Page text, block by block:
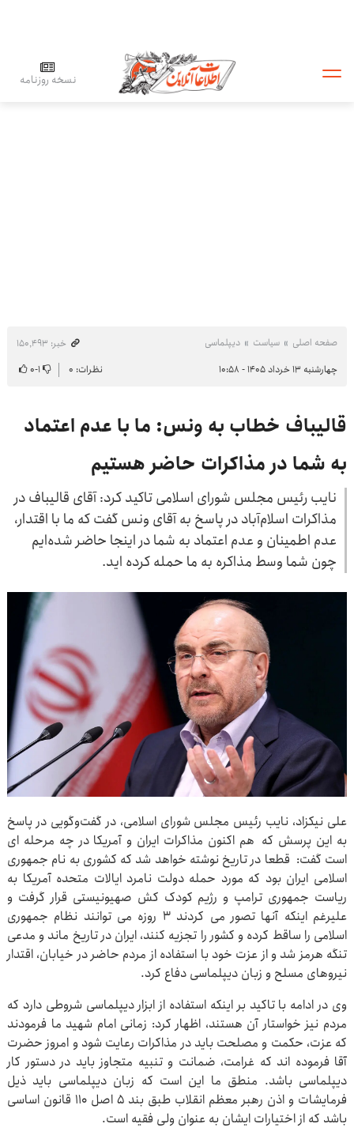
نسخه روزنامه
صفحه اصلی سیاست دیپلماسی
خبر: ۱۵۰٬۴۹۳
چهارشنبه ۱۳ خرداد ۱۴۰۵ - ۱۰:۵۸
نظرات: ۰ ۱-۰
قالیباف خطاب به ونس: ما با عدم اعتماد
به شما در مذاکرات حاضر هستیم
نایب رئیس مجلس شورای اسلامی تاکید کرد: آقای قالیباف در
مذاکرات اسلام‌آباد در پاسخ به آقای ونس گفت که ما با اقتدار،
عدم اطمینان و عدم اعتماد به شما در اینجا حاضر شده‌ایم
چون شما وسط مذاکره به ما حمله کرده اید.
علی نیکزاد، نایب رئیس مجلس شورای اسلامی، در گفت‌وگویی در پاسخ
به این پرسش که هم اکنون مذاکرات ایران و آمریکا در چه مرحله ای
است گفت: قطعا در تاریخ نوشته خواهد شد که کشوری به نام جمهوری
اسلامی ایران بود که مورد حمله دولت نامرد ایالات متحده آمریکا به
ریاست جمهوری ترامپ و رژیم کودک کش صهیونیستی قرار گرفت و
علیرغم اینکه آنها تصور می کردند ۳ روزه می توانند نظام جمهوری
اسلامی را ساقط کرده و کشور را تجزیه کنند، ایران در تاریخ ماند و مدعی
تنگه هرمز شد و از عزت خود با استفاده از مردم حاضر در خیابان، اقتدار
نیروهای مسلح و زبان دیپلماسی دفاع کرد.
وی در ادامه با تاکید بر اینکه استفاده از ابزار دیپلماسی شروطی دارد که
مردم نیز خواستار آن هستند، اظهار کرد: زمانی امام شهید ما فرمودند
که عزت، حکمت و مصلحت باید در مذاکرات رعایت شود و امروز حضرت
آقا فرموده اند که غرامت، ضمانت و تنبیه متجاوز باید در دستور کار
دیپلماسی باشد. منطق ما این است که زبان دیپلماسی باید ذیل
فرمایشات و اذن رهبر معظم انقلاب طبق بند ۵ اصل ۱۱۰ قانون اساسی
باشد که از اختیارات ایشان به عنوان ولی فقیه است.